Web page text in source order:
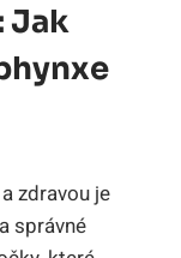
Jak
zdravou je
správné